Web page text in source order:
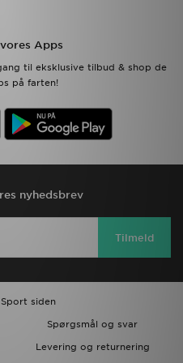
Apps
til eksklusive tilbud & shop de
på farten!
nyhedsbrev
Tilmeld
Sport siden
Spørgsmål og svar
Levering og returnering